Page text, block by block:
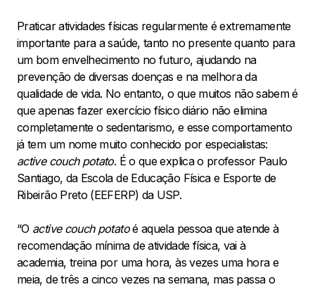
Praticar atividades físicas regularmente é extremamente
importante para a saúde, tanto no presente quanto para
um bom envelhecimento no futuro, ajudando na
prevenção de diversas doenças e na melhora da
qualidade de vida. No entanto, o que muitos não sabem é
que apenas fazer exercício físico diário não elimina
completamente o sedentarismo, e esse comportamento
já tem um nome muito conhecido por especialistas:
active couch potato. É o que explica o professor Paulo
Santiago, da Escola de Educação Física e Esporte de
Ribeirão Preto (EEFERP) da USP.
“O active couch potatoé aquela pessoa que atende à
recomendação mínima de atividade física, vai à
academia, treina por uma hora, às vezes uma hora e
meia, de três a cinco vezes na semana, mas passa o